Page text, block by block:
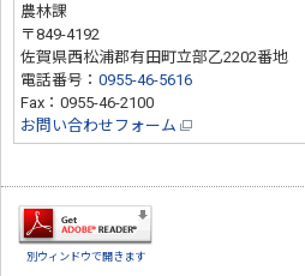
農林課
〒849-4192
佐賀県西松浦郡有田町立部乙2202番地
電話番号：0955-46-5616
Fax：0955-46-2100
お問い合わせフォーム
別ウィンドウで開きます